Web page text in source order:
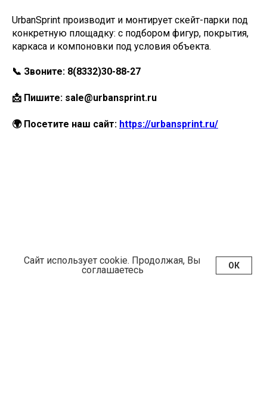
Сайт использует cookie. Продолжая, Вы
соглашаетесь
ОК
UrbanSprint производит и монтирует скейт-парки под
конкретную площадку: с подбором фигур, покрытия,
каркаса и компоновки под условия объекта.
📞 Звоните: 8(8332)30-88-27
📩 Пишите: sale@urbansprint.ru
🌍 Посетите наш сайт: https://urbansprint.ru/
8 8332 308-827
ОБЛАСТЬ,
ГОРОД РЫБИНСК, ПР-Т
ИНН: 7610143789